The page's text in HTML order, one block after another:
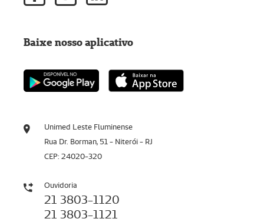
Unimed Leste Fluminense
Rua Dr. Borman, 51 - Niterói - RJ
CEP: 24020-320
Ouvidoria
21 3803-1120
21 3803-1121
Baixe nosso aplicativo